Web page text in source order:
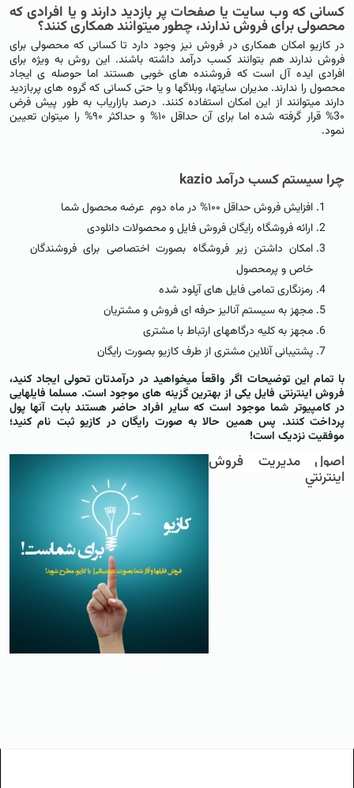
کسانی که وب سایت یا صفحات پر بازدید دارند و یا افرادی که
محصولی برای فروش ندارند، چطور میتوانند همکاری کنند؟
در کازیو امکان همکاری در فروش نیز وجود دارد تا کسانی که محصولی برای
فروش ندارند هم بتوانند کسب درآمد داشته باشند. این روش به ویژه برای
افرادی ایده آل است که فروشنده های خوبی هستند اما حوصله ی ایجاد
محصول را ندارند. مدیران سایتها، وبلاگها و یا حتی کسانی که گروه های پربازدید
دارند میتوانند از این امکان استفاده کنند. درصد بازاریاب به طور پیش فرض
3۰% قرار گرفته شده اما برای آن حداقل ۱۰% و حداکثر ۹۰% را میتوان تعیین
نمود.
چرا سیستم کسب درآمد kazio
افزایش فروش حداقل ۱۰۰% در ماه دوم عرضه محصول شما
ارائه فروشگاه رایگان فروش فایل و محصولات دانلودی
امکان داشتن زیر فروشگاه بصورت اختصاصی برای فروشندگان
خاص و پرمحصول
رمزنگاری تمامی فایل های آپلود شده
مجهز به سیستم آنالیز حرفه ای فروش و مشتریان
مجهز به کلیه درگاههای ارتباط با مشتری
پشتیبانی آنلاین مشتری از طرف کازیو بصورت رایگان
با تمام این توضیحات اگر واقعاً میخواهید در درآمدتان تحولی ایجاد کنید،
فروش اینترنتی فایل یکی از بهترین گزینه های موجود است. مسلما فایلهایی
در کامپیوتر شما موجود است که سایر افراد حاضر هستند بابت آنها پول
پرداخت کنند. پس همین حالا به صورت رایگان در کازیو ثبت نام کنید؛
موفقیت نزدیک است!
اصول مديريت فروش
اينترنتي